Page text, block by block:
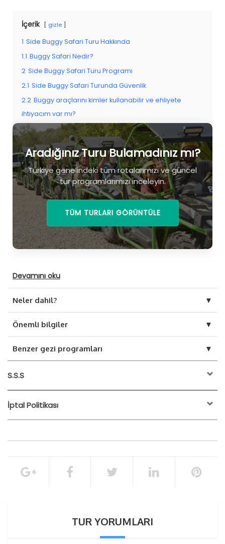
İçerik gizle
1 Side Buggy Safari Turu Hakkında
1.1 Buggy Safari Nedir?
2 Side Buggy Safari Turu Programı
2.1 Side Buggy Safari Turunda Güvenlik
2.2 Buggy araçlarını kimler kullanabilir ve ehliyete
ihtiyacım var mı?
2.3 Side Buggy Safari Rotası
2.4
Aradığınız Turu Bulamadınız mı?
Aradığınız Turu Bulamadınız mı?
Türkiye genelindeki tüm rotalarımızı ve güncel
tur programlarımızı inceleyin.
TÜM TURLARI GÖRÜNTÜLE
Devamını oku
Neler dahil? ▼
Önemli bilgiler ▼
Benzer gezi programları ▼
S.S.S
Sigorta
İptal Politikası
saatinden 24 saat öncesine kadar
toplam rezervasyon tutarının %100’ü
İptal Politikası
TUR YORUMLARI